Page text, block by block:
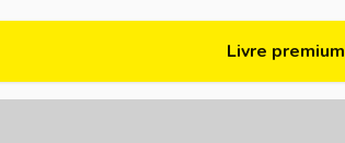
Livre premium